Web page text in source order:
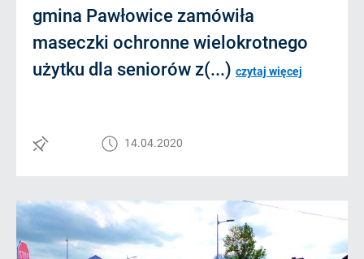
gmina Pawłowice zamówiła
maseczki ochronne wielokrotnego
użytku dla seniorów z(...) czytaj więcej
14.04.2020